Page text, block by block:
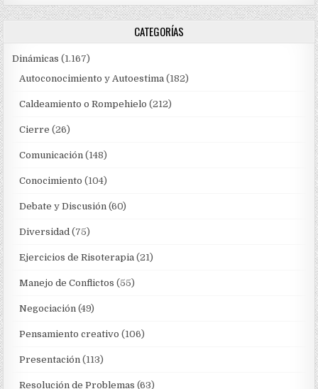
CATEGORÍAS
Dinámicas (1.167)
Autoconocimiento y Autoestima (182)
Caldeamiento o Rompehielo (212)
Cierre (26)
Comunicación (148)
Conocimiento (104)
Debate y Discusión (60)
Diversidad (75)
Ejercicios de Risoterapia (21)
Manejo de Conflictos (55)
Negociación (49)
Pensamiento creativo (106)
Presentación (113)
Resolución de Problemas (63)